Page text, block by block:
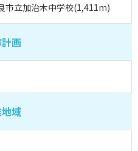
市立加治木中学校(1,411m)
画
域